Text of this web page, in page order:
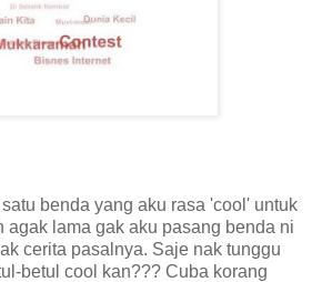
benda yang aku rasa 'cool' untuk
agak lama gak aku pasang benda ni
cerita pasalnya. Saje nak tunggu
betul cool kan??? Cuba korang